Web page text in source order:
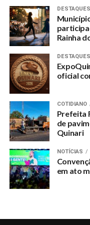
da paixão e morte de
RELATED TOPICS:
PAROQUIA-NOSSA-
TRADICIONAL-
UP NEXT
Morre a professora
Elzy Maria
DON'T MISS
Munícipio realiza
peixes no mercado
DESTAQUES
Rainha
DESTAQUES
oficial
COTIDIANO
Prefeita
de
Quinari
NOTÍCIAS
em ato